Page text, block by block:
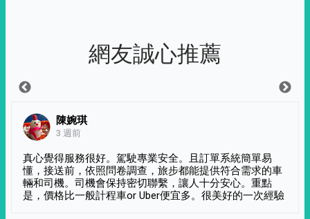
網友誠心推薦
陳婉琪
3 週前
真心覺得服務很好。駕駛專業安全。且訂單系統簡單易
懂，接送前，依照問卷調查，旅步都能提供符合需求的車
輛和司機。司機會保持密切聯繫，讓人十分安心。重點
是，價格比一般計程車or Uber便宜多。很美好的一次經驗